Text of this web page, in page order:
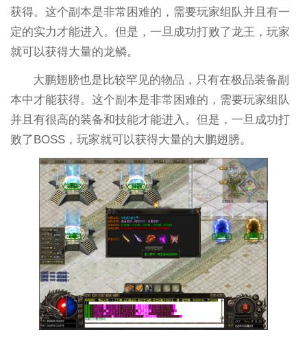
获得。这个副本是非常困难的，需要玩家组队并且有一
定的实力才能进入。但是，一旦成功打败了龙王，玩家
就可以获得大量的龙鳞。
大鹏翅膀也是比较罕见的物品，只有在极品装备副
本中才能获得。这个副本是非常困难的，需要玩家组队
并且有很高的装备和技能才能进入。但是，一旦成功打
败了BOSS，玩家就可以获得大量的大鹏翅膀。